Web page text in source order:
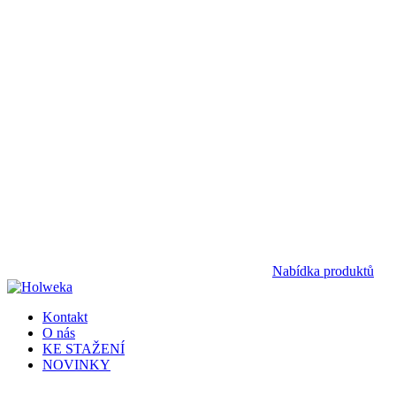
Nabídka produktů
Kontakt
O nás
KE STAŽENÍ
NOVINKY